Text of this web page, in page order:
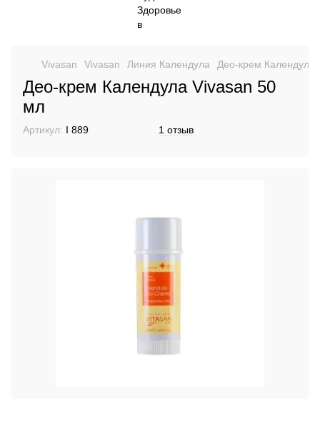
Vivasan Vіvasan Линия Календула Део-крем
Део-крем Календула Vivasan 50
мл
Артикул: I 889 1 отзыв